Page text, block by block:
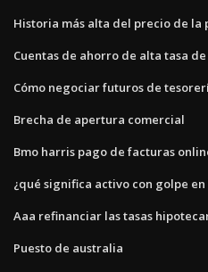
Historia más alta del precio de la
Cuentas de ahorro de alta tasa
Cómo negociar futuros de
Brecha de apertura comercial
Bmo harris pago de facturas
¿qué significa activo con golpe en
Aaa refinanciar las tasas
Puesto de australia